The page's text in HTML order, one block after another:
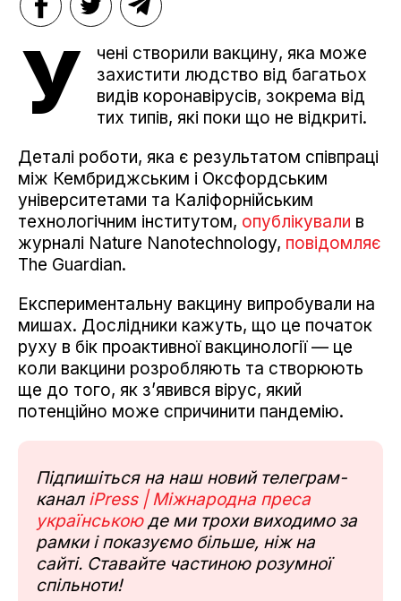
У
чені створили вакцину, яка може
захистити людство від багатьох
видів коронавірусів, зокрема від
тих типів, які поки що не відкриті.
Деталі роботи, яка є результатом співпраці
між Кембриджським і Оксфордським
університетами та Каліфорнійським
технологічним інститутом, опублікували в
журналі Nature Nanotechnology, повідомляє
The Guardian.
Експериментальну вакцину випробували на
мишах. Дослідники кажуть, що це початок
руху в бік проактивної вакцинології — це
коли вакцини розробляють та створюють
ще до того, як зʼявився вірус, який
потенційно може спричинити пандемію.
Підпишіться на наш новий телеграм-
канал iPress | Міжнародна преса
українськоюде ми трохи виходимо за
рамки і показуємо більше, ніж на
сайті. Ставайте частиною розумної
спільноти!